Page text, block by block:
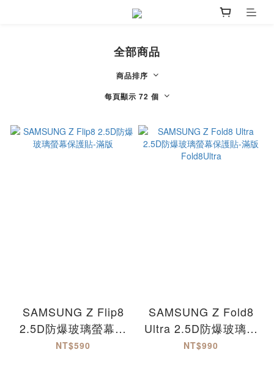
全部商品
商品排序
每頁顯示 72 個
SAMSUNG Z Flip8
2.5D防爆玻璃螢幕保
護貼-滿版
NT$590
SAMSUNG Z Fold8
Ultra 2.5D防爆玻璃螢
幕保護貼-滿版
NT$990